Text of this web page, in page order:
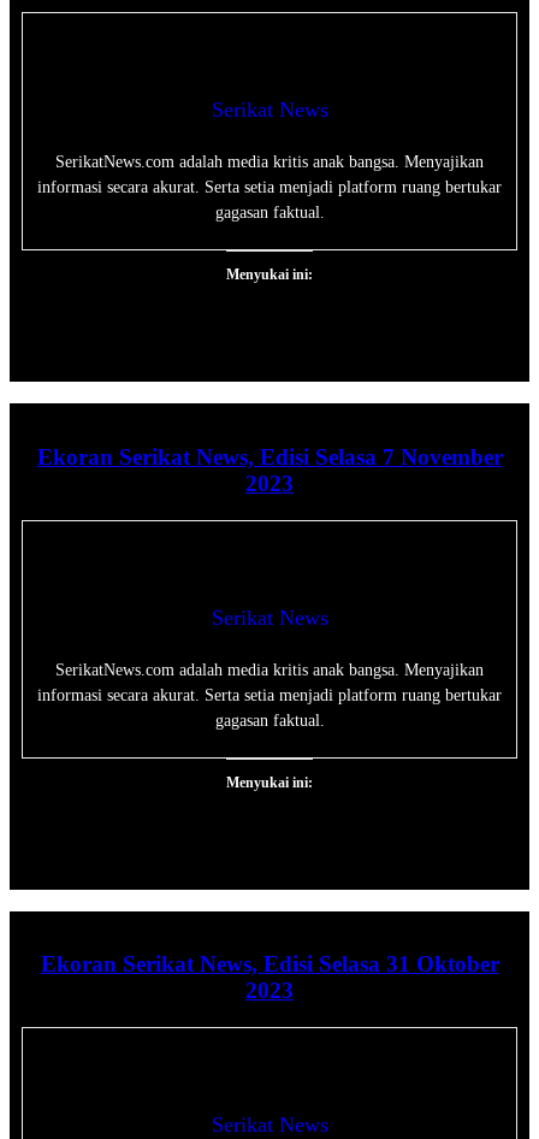
Serikat News
SerikatNews.com adalah media kritis anak bangsa. Menyajikan
informasi secara akurat. Serta setia menjadi platform ruang bertukar
gagasan faktual.
Menyukai ini:
Ekoran Serikat News, Edisi Selasa 7 November
2023
Serikat News
SerikatNews.com adalah media kritis anak bangsa. Menyajikan
informasi secara akurat. Serta setia menjadi platform ruang bertukar
gagasan faktual.
Menyukai ini:
Ekoran Serikat News, Edisi Selasa 31 Oktober
2023
Serikat News